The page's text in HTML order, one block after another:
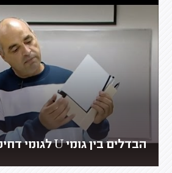
הבדלים בין גומי U לגומי דחיפה